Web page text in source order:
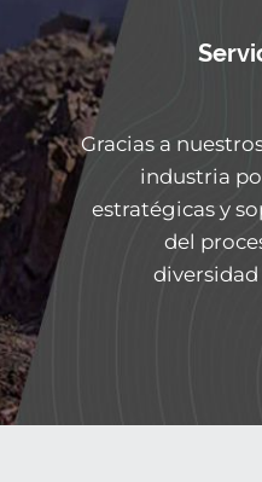
Gracias a
industria
estratégicas y
del